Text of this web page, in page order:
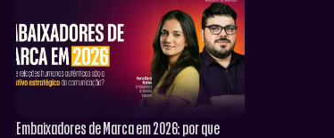
Embaixadores de Marca em 2026: por que